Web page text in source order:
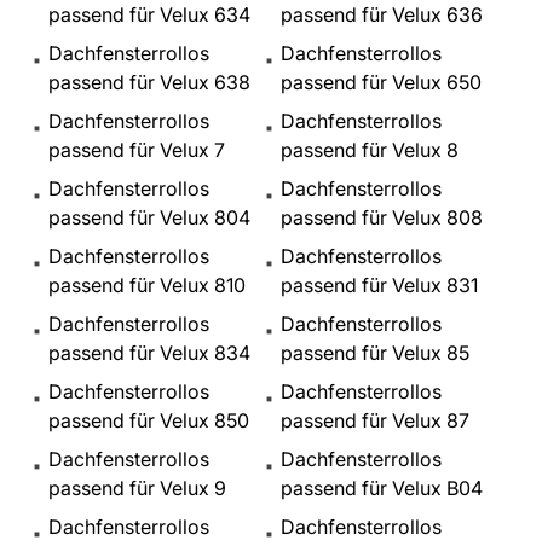
passend für Velux 634
passend für Velux 636
Dachfensterrollos
passend für Velux 638
Dachfensterrollos
passend für Velux 650
Dachfensterrollos
passend für Velux 7
Dachfensterrollos
passend für Velux 8
Dachfensterrollos
passend für Velux 804
Dachfensterrollos
passend für Velux 808
Dachfensterrollos
passend für Velux 810
Dachfensterrollos
passend für Velux 831
Dachfensterrollos
passend für Velux 834
Dachfensterrollos
passend für Velux 85
Dachfensterrollos
passend für Velux 850
Dachfensterrollos
passend für Velux 87
Dachfensterrollos
passend für Velux 9
Dachfensterrollos
passend für Velux B04
Dachfensterrollos
Dachfensterrollos